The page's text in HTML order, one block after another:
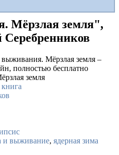
Мёрзлая земля",
Серебренников
земля
и выживание, ядерная зима